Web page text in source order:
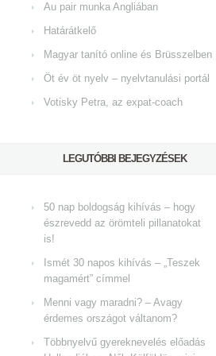
Au pair munka Angliában
Határátkelő
Magyar tanító online és Brüsszelben
Öt év öt nyelv – nyelvtanulási portál
Votisky Petra, az expat-coach
LEGUTÓBBI BEJEGYZÉSEK
50 nap boldogság kihívás – hogy
észrevedd az örömteli pillanatokat
is!
Ismét 30 napos kihívás – „Teszek
magamért” címmel
Menni vagy maradni? – Avagy
érdemes országot váltanom?
Többnyelvű gyereknevelés előadás